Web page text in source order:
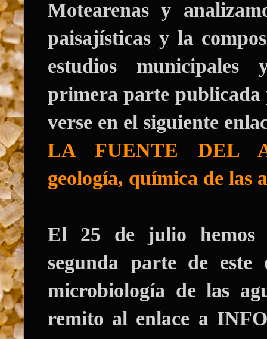
Motearenas y
paisajísticas y la
estudios
primera parte
verse en el siguiente
LA FUENTE DEL
geología, química de las
El 25 de julio hemos
segunda parte de este
microbiología de las
remito al enlace a